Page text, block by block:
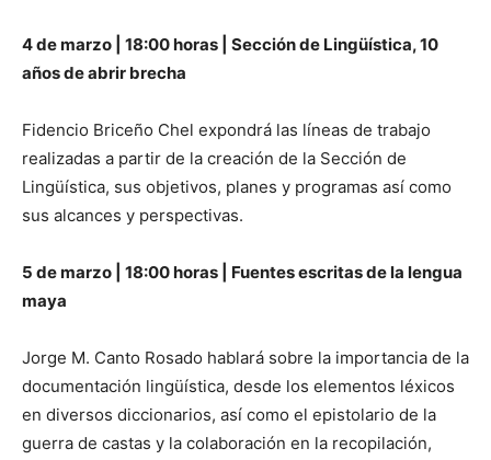
4 de marzo | 18:00 horas | Sección de Lingüística, 10
años de abrir brecha
Fidencio Briceño Chel expondrá las líneas de trabajo
realizadas a partir de la creación de la Sección de
Lingüística, sus objetivos, planes y programas así como
sus alcances y perspectivas.
5 de marzo | 18:00 horas | Fuentes escritas de la lengua
maya
Jorge M. Canto Rosado hablará sobre la importancia de la
documentación lingüística, desde los elementos léxicos
en diversos diccionarios, así como el epistolario de la
guerra de castas y la colaboración en la recopilación,